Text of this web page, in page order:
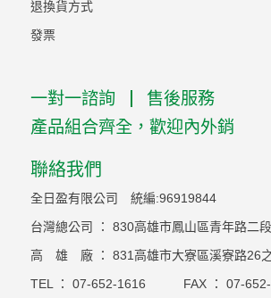
退換貨方式
發票
一對一諮詢
售後服務
產品組合齊全，歡迎內外銷
聯絡我們
全日盈有限公司 統編:96919844
台灣總公司 ： 830高雄市鳳山區青年路二
高 雄 廠 ： 831高雄市大寮區溪寮路26
TEL ： 07-652-1616 FAX ： 07-